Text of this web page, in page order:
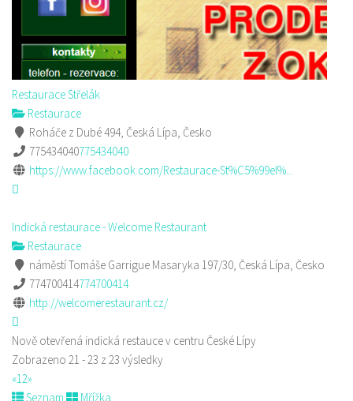
Restaurace Střelák
Restaurace
Roháče z Dubé 494, Česká Lípa, Česko
775434040775434040
https://www.facebook.com/Restaurace-St%C5%99el%...
Indická restaurace - Welcome Restaurant
Restaurace
náměstí Tomáše Garrigue Masaryka 197/30, Česká Lípa, Česko
774700414774700414
http://welcomerestaurant.cz/
Nově otevřená indická restauce v centru České Lípy
Zobrazeno 21 - 23 z 23 výsledky
«12»
Seznam
Mřížka